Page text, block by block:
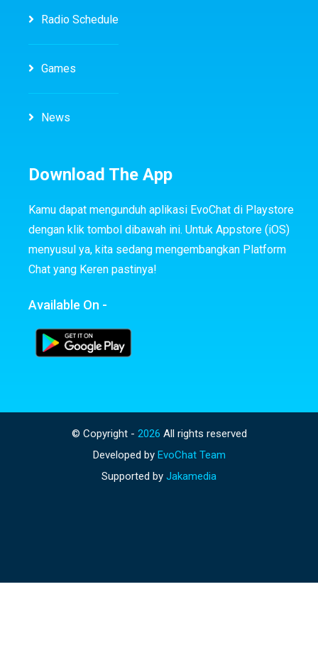
Radio Schedule
Games
News
Download The App
Kamu dapat mengunduh aplikasi EvoChat di Playstore
dengan klik tombol dibawah ini. Untuk Appstore (iOS)
menyusul ya, kita sedang mengembangkan Platform
Chat yang Keren pastinya!
Available On -
© Copyright - 2026 All rights reserved
Developed by EvoChat Team
Supported by Jakamedia